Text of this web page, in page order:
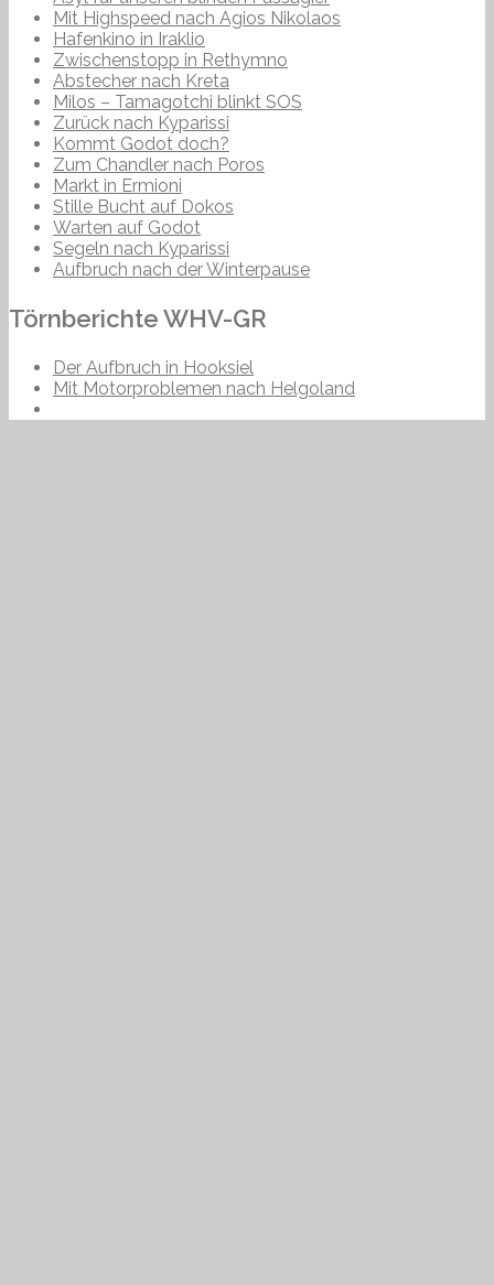
Mit Highspeed nach Agios Nikolaos
Hafenkino in Iraklio
Zwischenstopp in Rethymno
Abstecher nach Kreta
Milos – Tamagotchi blinkt SOS
Zurück nach Kyparissi
Kommt Godot doch?
Zum Chandler nach Poros
Markt in Ermioni
Stille Bucht auf Dokos
Warten auf Godot
Segeln nach Kyparissi
Aufbruch nach der Winterpause
Törnberichte WHV-GR
Der Aufbruch in Hooksiel
Mit Motorproblemen nach Helgoland